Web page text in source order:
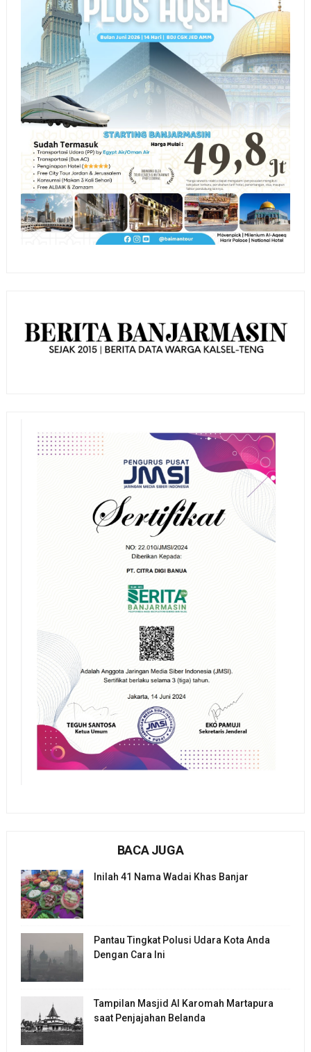
BACA JUGA
Inilah 41 Nama Wadai Khas Banjar
Pantau Tingkat Polusi Udara Kota Anda
Dengan Cara Ini
Tampilan Masjid Al Karomah Martapura
saat Penjajahan Belanda